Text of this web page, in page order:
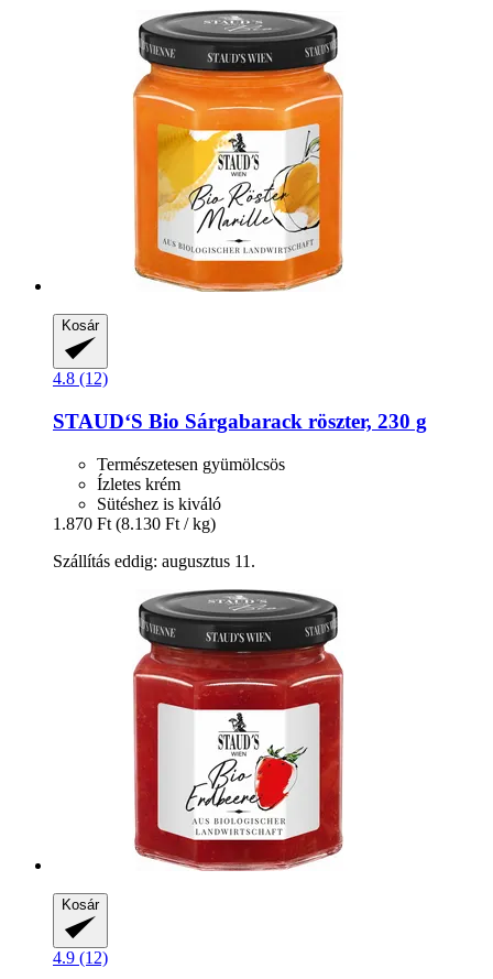
Kosár
4.8 (12)
STAUD‘S Bio Sárgabarack röszter, 230 g
Természetesen gyümölcsös
Ízletes krém
Sütéshez is kiváló
1.870 Ft (8.130 Ft / kg)
Szállítás eddig: augusztus 11.
Kosár
4.9 (12)